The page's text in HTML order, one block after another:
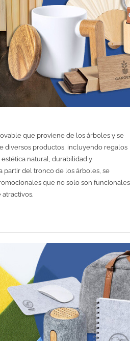
que proviene de los árboles y se
diversos productos, incluyendo regalos
natural, durabilidad y
partir del tronco de los árboles, se
que no solo son funcionales